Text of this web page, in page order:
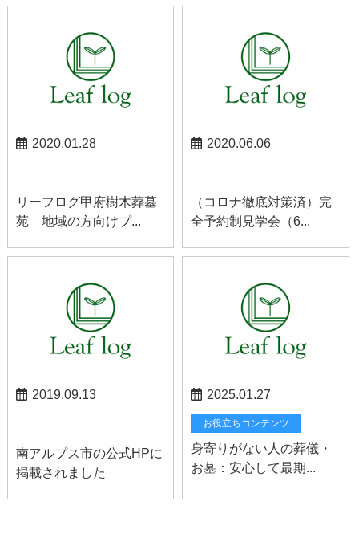
2020.01.28
リーフログ甲府樹木葬墓
苑 地域の方向けプ...
2020.06.06
（コロナ徹底対策済）完
全予約制見学会（6...
2019.09.13
南アルプス市の公式HPに
掲載されました
2025.01.27
お役立ちコンテンツ
身寄りがない人の葬儀・
お墓：安心して最期...